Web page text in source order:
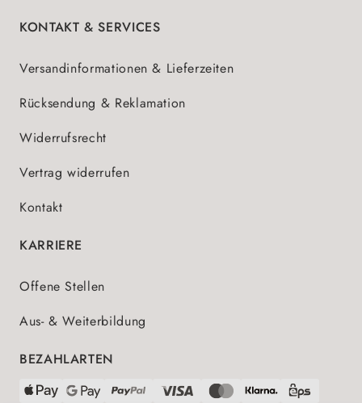
KONTAKT & SERVICES
Versandinformationen & Lieferzeiten
Rücksendung & Reklamation
Widerrufsrecht
Vertrag widerrufen
Kontakt
KARRIERE
Offene Stellen
Aus- & Weiterbildung
BEZAHLARTEN